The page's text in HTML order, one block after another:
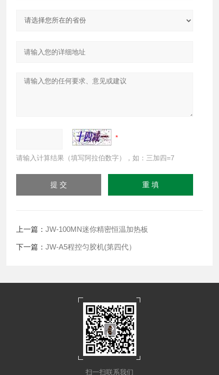
请输入计算结果（填写阿拉伯数字），如：三加四=7
上一篇：JW-100MN迷你精密恒温加热板
下一篇：JW-A5程控匀胶机(第四代）
扫一扫联系我们